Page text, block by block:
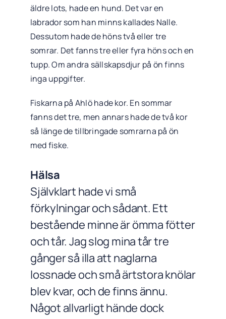
äldre lots, hade en hund. Det var en
labrador som han minns kallades Nalle.
Dessutom hade de höns två eller tre
somrar. Det fanns tre eller fyra höns och en
tupp. Om andra sällskapsdjur på ön finns
inga uppgifter.
Fiskarna på Ahlö hade kor. En sommar
fanns det tre, men annars hade de två kor
så länge de tillbringade somrarna på ön
med fiske.
Hälsa
Självklart hade vi små
förkylningar och sådant. Ett
bestående minne är ömma fötter
och tår. Jag slog mina tår tre
gånger så illa att naglarna
lossnade och små ärtstora knölar
blev kvar, och de finns ännu.
Något allvarligt hände dock